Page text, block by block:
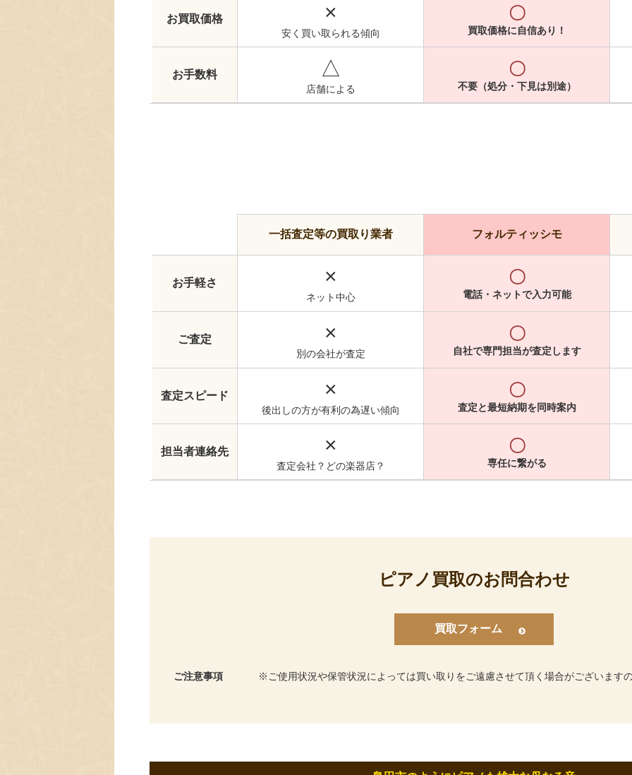
お買取価格 ×
安く買い取られる傾向
〇
買取価格に自信あり！
お手数料 △
店舗による
〇
不要（処分・下見は別途）
一括査定等の買取り業者 フォルティッシモ
お手軽さ ×
ネット中心
〇
電話・ネットで入力可能
ご査定 ×
別の会社が査定
〇
自社で専門担当が査定します
査定スピード ×
後出しの方が有利の為遅い傾向
〇
査定と最短納期を同時案内
担当者連絡先 ×
査定会社？どの楽器店？
〇
専任に繋がる
ピアノ買取のお問合わせ
買取フォーム
ご注意事項 ご使用状況や保管状況によっては買い取りをご遠慮させて頂く場合がございます